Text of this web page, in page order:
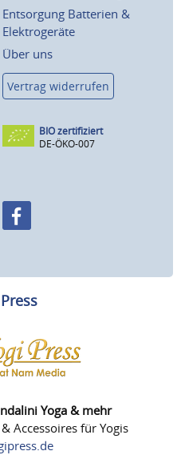
Entsorgung Batterien &
Elektrogeräte
Über uns
Vertrag widerrufen
BIO zertifiziert
DE-ÖKO-007
Yoga & mehr
Accessoires für Yogis